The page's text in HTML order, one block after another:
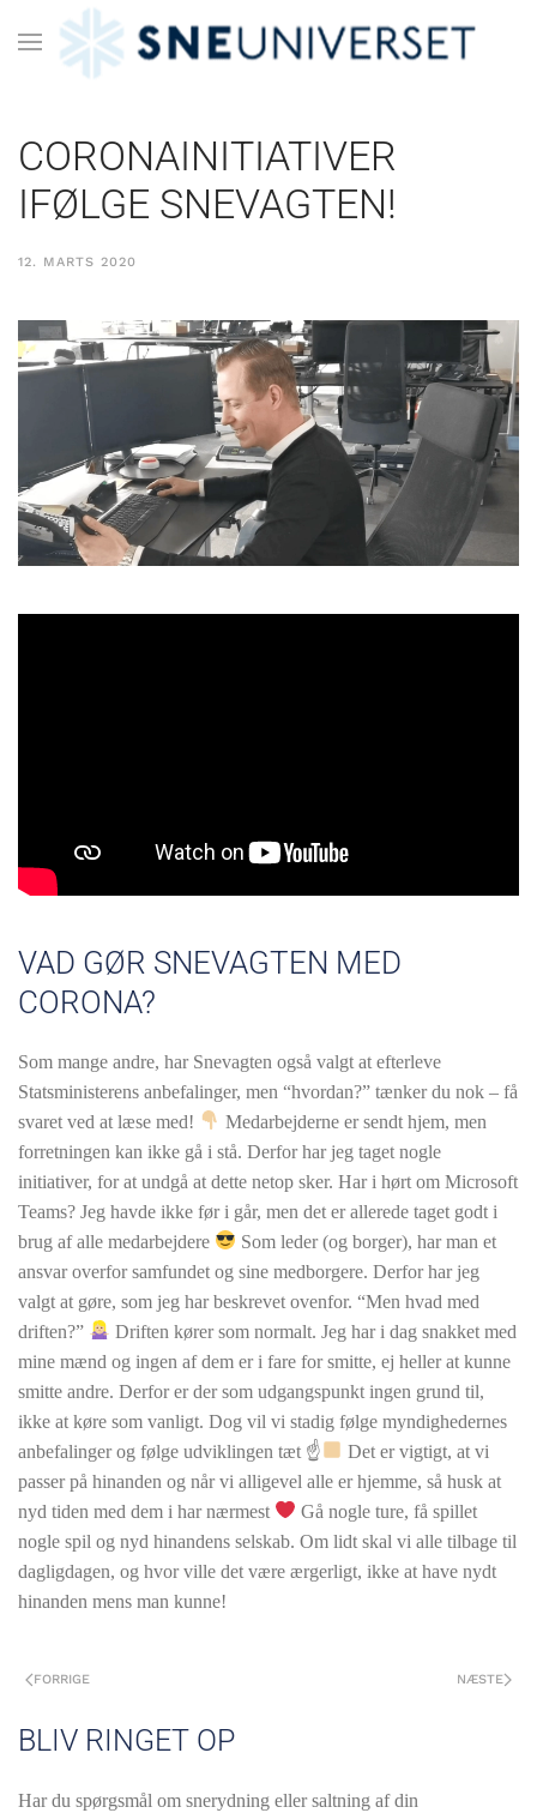
CORONAINITIATIVER
IFØLGE SNEVAGTEN!
12. MARTS 2020
VAD GØR SNEVAGTEN MED
CORONA?
Som mange andre, har Snevagten også valgt at efterleve
Statsministerens anbefalinger, men “hvordan?” tænker du nok – få
svaret ved at læse med!
Medarbejderne er sendt hjem, men
forretningen kan ikke gå i stå. Derfor har jeg taget nogle
initiativer, for at undgå at dette netop sker. Har i hørt om Microsoft
Teams? Jeg havde ikke før i går, men det er allerede taget godt i
brug af alle medarbejdere
Som leder (og borger), har man et
ansvar overfor samfundet og sine medborgere. Derfor har jeg
valgt at gøre, som jeg har beskrevet ovenfor. “Men hvad med
driften?”
Driften kører som normalt. Jeg har i dag snakket med
mine mænd og ingen af dem er i fare for smitte, ej heller at kunne
smitte andre. Derfor er der som udgangspunkt ingen grund til,
ikke at køre som vanligt. Dog vil vi stadig følge myndighedernes
anbefalinger og følge udviklingen tæt ☝
Det er vigtigt, at vi
passer på hinanden og når vi alligevel alle er hjemme, så husk at
nyd tiden med dem i har nærmest
Gå nogle ture, få spillet
nogle spil og nyd hinandens selskab. Om lidt skal vi alle tilbage til
dagligdagen, og hvor ville det være ærgerligt, ikke at have nydt
hinanden mens man kunne!
FORRIGE NÆSTE
BLIV RINGET OP
Har du spørgsmål om snerydning eller saltning af din